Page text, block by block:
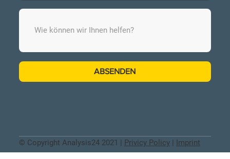
© Copyright Analysis24 2021 | Privicy Policy | Imprint
ABSENDEN